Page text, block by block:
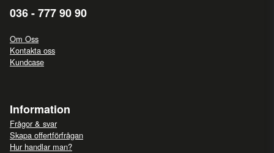
036 - 777 90 90
Om Oss
Kontakta oss
Kundcase
Information
Frågor & svar
Skapa offertförfrågan
Hur handlar man?